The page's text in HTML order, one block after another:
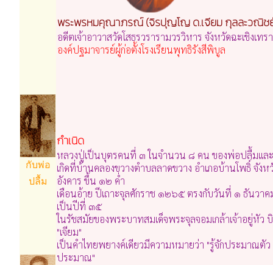
กับพ่อ
ปลื้ม
พระพรหมคุณาภรณ์ (จิรปุญโญ ด.เจียม กุลละวณิช
อดีตเจ้าอาวาสวัดโสธรวรารามวรวิหาร จังหวัดฉะเชิงเทรา
องค์ปฐมาจารย์ผู้ก่อตั้งโรงเรียนพุทธิรังสีพิบูล
กำเนิด
หลวงปู่เป็นบุตรคนที่ ๓ ในจำนวน ๘ คน ของพ่อปลื้มแล
เกิดที่บ้านคลองขวางตำบลลาดขวาง อำเภอบ้านโพธิ์ จังห
อังคาร ขึ้น ๑๒ ค่ำ
เดือนอ้าย ปีเถาะจุลศักราช ๑๒๖๕ ตรงกับวันที่ ๑ ธันว
เป็นปีที่ ๓๕
ในรัชสมัยของพระบาทสมเด็จพระจุลจอมเกล้าเจ้าอยู่หัว
"เจียม"
เป็นคำไทยพยางค์เดียวมีความหมายว่า "รู้จักประมาณ
ประมาณ"